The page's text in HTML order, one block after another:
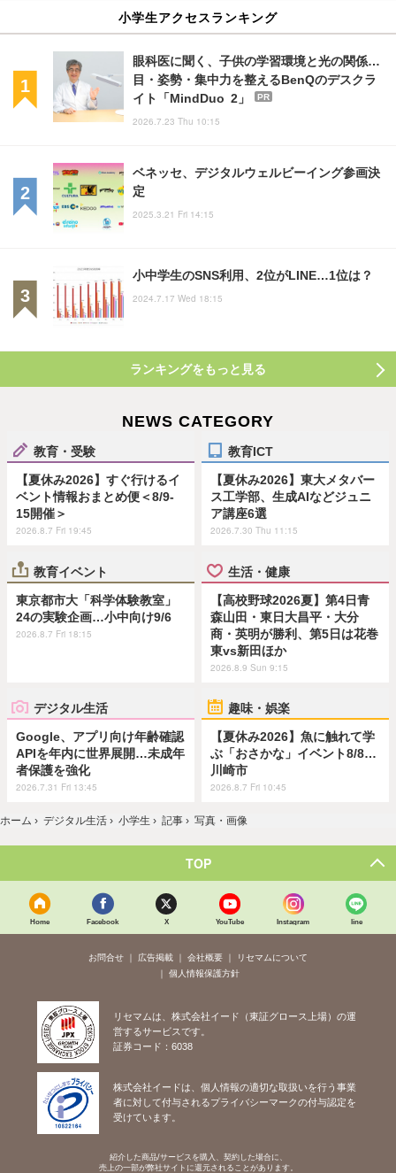
小学生アクセスランキング
眼科医に聞く、子供の学習環境と光の関係…
目・姿勢・集中力を整えるBenQのデスクラ
イト「MindDuo 2」
PR
2026.7.23 Thu 10:15
ベネッセ、デジタルウェルビーイング参画決
定
2025.3.21 Fri 14:15
小中学生のSNS利用、2位がLINE…1位は？
2024.7.17 Wed 18:15
ランキングをもっと見る
NEWS CATEGORY
教育・受験
【夏休み2026】すぐ行けるイ
ベント情報おまとめ便＜8/9-
15開催＞
2026.8.7 Fri 19:45
教育ICT
【夏休み2026】東大メタバー
ス工学部、生成AIなどジュニ
ア講座6選
2026.7.30 Thu 11:15
教育イベント
東京都市大「科学体験教室」
24の実験企画…小中向け9/6
2026.8.7 Fri 18:15
生活・健康
【高校野球2026夏】第4日青
森山田・東日大昌平・大分
商・英明が勝利、第5日は花巻
東vs新田ほか
2026.8.9 Sun 9:15
デジタル生活
Google、アプリ向け年齢確認
APIを年内に世界展開…未成年
者保護を強化
2026.7.31 Fri 13:45
趣味・娯楽
【夏休み2026】魚に触れて学
ぶ「おさかな」イベント8/8…
川崎市
2026.8.7 Fri 10:45
ホーム › デジタル生活 › 小学生 › 記事 › 写真・画像
TOP
Home Facebook X YouTube Instagram line
お問合せ 広告掲載 会社概要
リセマムについて
個人情報保護方針
リセマムは、株式会社イード（東証グロース上場）の運
営するサービスです。
証券コード：6038
株式会社イードは、個人情報の適切な取扱いを行う事業
者に対して付与されるプライバシーマークの付与認定を
受けています。
紹介した商品/サービスを購入、契約した場合に、
売上の一部が弊社サイトに還元されることがあります。